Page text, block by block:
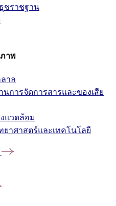
ราชฐาน
าพ
าล
นการจัดการสารและของเสีย
แวดล้อม
ยาศาสตร์และเทคโนโลยี